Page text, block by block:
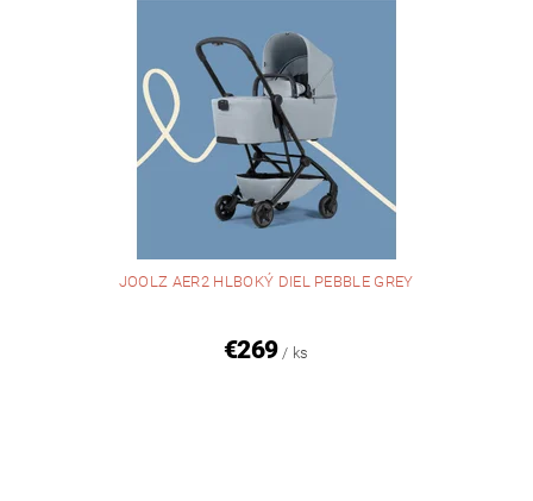
JOOLZ AER2 HLBOKÝ DIEL PEBBLE GREY
€269 / ks